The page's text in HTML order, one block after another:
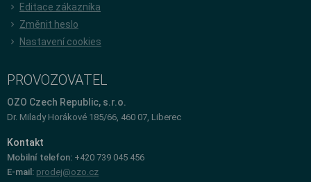
Editace zákazníka
Změnit heslo
Nastavení cookies
PROVOZOVATEL
OZO Czech Republic, s.r.o.
Dr. Milady Horákové 185/66, 460 07, Liberec
Kontakt
Mobilní telefon: +420 739 045 456
E-mail: prodej@ozo.cz